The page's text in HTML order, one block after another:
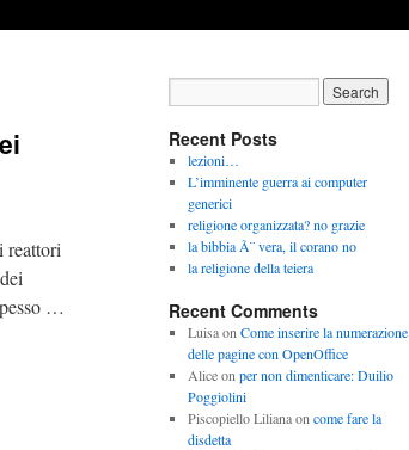
reattori
…
Recent Posts
lezioni…
L’imminente guerra ai computer
generici
religione organizzata? no grazie
la bibbia Ã¨ vera, il corano no
la religione della teiera
Recent Comments
Luisaon Come inserire la numerazione
delle pagine con OpenOffice
Aliceon per non dimenticare: Duilio
Poggiolini
Piscopiello Lilianaon come fare la
disdetta